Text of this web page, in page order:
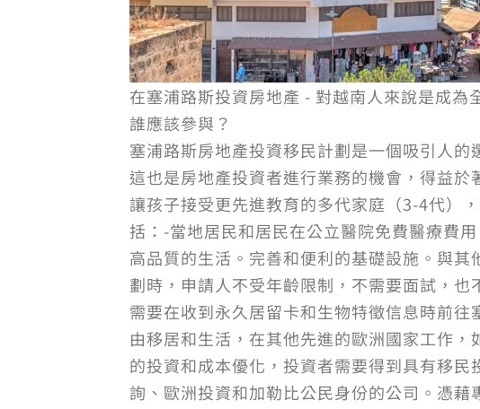
在塞浦路斯投資房地產 - 對越南人來說是成為
誰應該參與？
塞浦路斯房地產投資移民計劃是一個吸引人
這也是房地產投資者進行業務的機會，得益
讓孩子接受更先進教育的多代家庭（3-4代）
括：-當地居民和居民在公立醫院免費醫療費
高品質的生活。完善和便利的基礎設施。與
劃時，申請人不受年齡限制，不需要面試，
需要在收到永久居留卡和生物特徵信息時前
由移居和生活，在其他先進的歐洲國家工作
的投資和成本優化，投資者需要得到具有移
詢、歐洲投資和加勒比公民身份的公司。憑